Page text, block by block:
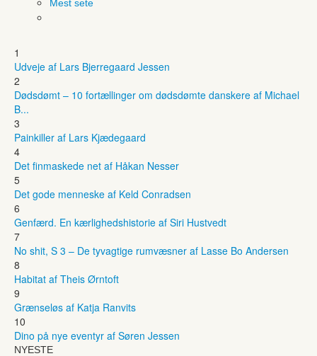
Mest sete
1
Udveje af Lars Bjerregaard Jessen
2
Dødsdømt – 10 fortællinger om dødsdømte danskere af Michael
B...
3
Painkiller af Lars Kjædegaard
4
Det finmaskede net af Håkan Nesser
5
Det gode menneske af Keld Conradsen
6
Genfærd. En kærlighedshistorie af Siri Hustvedt
7
No shit, S 3 – De tyvagtige rumvæsner af Lasse Bo Andersen
8
Habitat af Theis Ørntoft
9
Grænseløs af Katja Ranvits
10
Dino på nye eventyr af Søren Jessen
NYESTE